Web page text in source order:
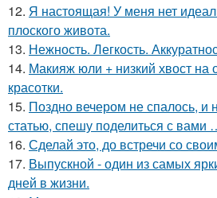
12. Я настоящая! У меня нет
плоского живота.
13. Нежность. Легкость.
14. Макияж юли + низкий хвост на
красотки.
15. Поздно вечером не спалось, и
статью, спешу поделиться с вами
16. Сделай это, до встречи со
17. Выпускной - один из самых
дней в жизни.